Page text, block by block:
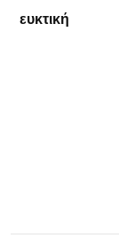
ευκτική